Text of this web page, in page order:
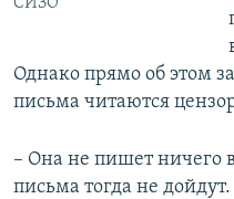
Однако прямо об этом
письма читаются
– Она не пишет ничего
письма тогда не